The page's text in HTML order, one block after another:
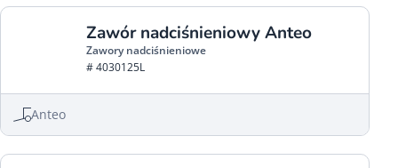
Zawór nadciśnieniowy Anteo
Zawory nadciśnieniowe
# 4030125L
Anteo